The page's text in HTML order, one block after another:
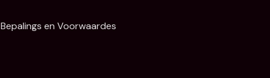
Bepalings en Voorwaardes